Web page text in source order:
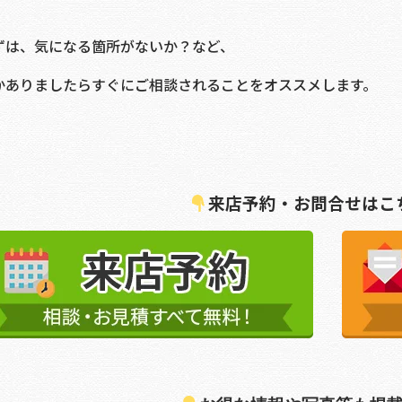
は、気になる箇所がないか？など、
ありましたらすぐにご相談されることをオススメします。
来店予約・お問合せはこ